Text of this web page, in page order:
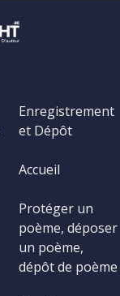
Enregistrement
et Dépôt
Accueil
Protéger un
poème, déposer
un poème,
dépôt de poème